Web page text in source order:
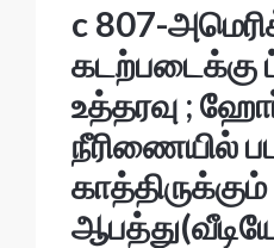
c 807-
கடற்படைக்கு
உத்தரவு ;
நீரிணையில்
காத்திருக்கும்